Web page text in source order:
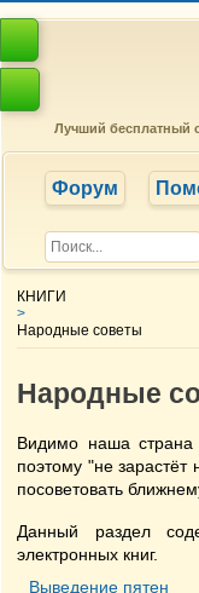
Лучший бесплатный
Форум
КНИГИ
>
Народные советы
Народные
Видимо наша
поэтому "не зарастёт
посоветовать
Данный раздел
электронных книг.
Выведение пятен